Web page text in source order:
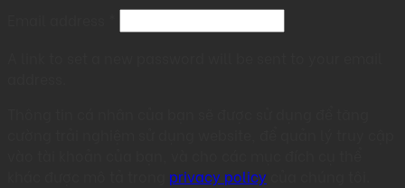
privacy policy